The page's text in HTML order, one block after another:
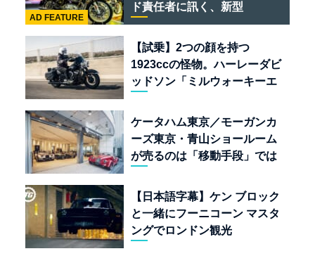
ド責任者に訊く、新型
「BULLET 650」と“時間の
質”を愛する理由
AD FEATURE
【試乗】2つの顔を持つ
1923ccの怪物。ハーレーダビ
ッドソン「ミルウォーキーエ
ケータハム東京／モーガンカ
ーズ東京・青山ショールーム
が売るのは「移動手段」では
【日本語字幕】ケン ブロック
と一緒にフーニコーン マスタ
ングでロンドン観光